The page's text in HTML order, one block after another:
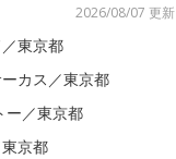
2026/08/07 更新
東京都
カス／東京都
ー／東京都
京都